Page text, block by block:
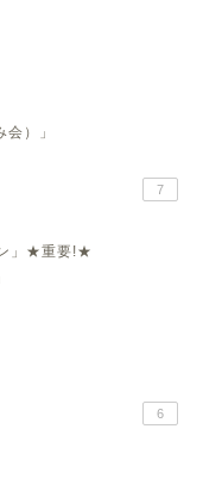
）」
7
」★重要!★
6